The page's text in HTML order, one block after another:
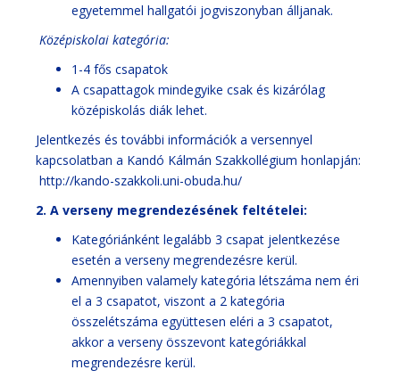
egyetemmel hallgatói jogviszonyban álljanak.
Középiskolai kategória:
1-4 fős csapatok
A csapattagok mindegyike csak és kizárólag
középiskolás diák lehet.
Jelentkezés és további információk a versennyel
kapcsolatban a Kandó Kálmán Szakkollégium honlapján:
http://kando-szakkoli.uni-obuda.hu/
2. A verseny megrendezésének feltételei:
Kategóriánként legalább 3 csapat jelentkezése
esetén a verseny megrendezésre kerül.
Amennyiben valamely kategória létszáma nem éri
el a 3 csapatot, viszont a 2 kategória
összelétszáma együttesen eléri a 3 csapatot,
akkor a verseny összevont kategóriákkal
megrendezésre kerül.